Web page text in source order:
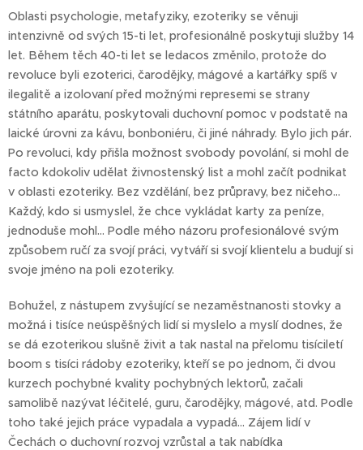
Oblasti psychologie, metafyziky, ezoteriky se věnuji
intenzivně od svých 15-ti let, profesionálně poskytuji služby 14
let. Během těch 40-ti let se ledacos změnilo, protože do
revoluce byli ezoterici, čarodějky, mágové a kartářky spíš v
ilegalitě a izolovaní před možnými represemi se strany
státního aparátu, poskytovali duchovní pomoc v podstatě na
laické úrovni za kávu, bonboniéru, či jiné náhrady. Bylo jich pár.
Po revoluci, kdy přišla možnost svobody povolání, si mohl de
facto kdokoliv udělat živnostenský list a mohl začít podnikat
v oblasti ezoteriky. Bez vzdělání, bez průpravy, bez ničeho...
Každý, kdo si usmyslel, že chce vykládat karty za peníze,
jednoduše mohl... Podle mého názoru profesionálové svým
způsobem ručí za svojí práci, vytváří si svojí klientelu a budují si
svoje jméno na poli ezoteriky.
Bohužel, z nástupem zvyšující se nezaměstnanosti stovky a
možná i tisíce neúspěšných lidí si myslelo a myslí dodnes, že
se dá ezoterikou slušně živit a tak nastal na přelomu tisíciletí
boom s tisíci rádoby ezoteriky, kteří se po jednom, či dvou
kurzech pochybné kvality pochybných lektorů, začali
samolibě nazývat léčitelé, guru, čarodějky, mágové, atd. Podle
toho také jejich práce vypadala a vypadá... Zájem lidí v
Čechách o duchovní rozvoj vzrůstal a tak nabídka